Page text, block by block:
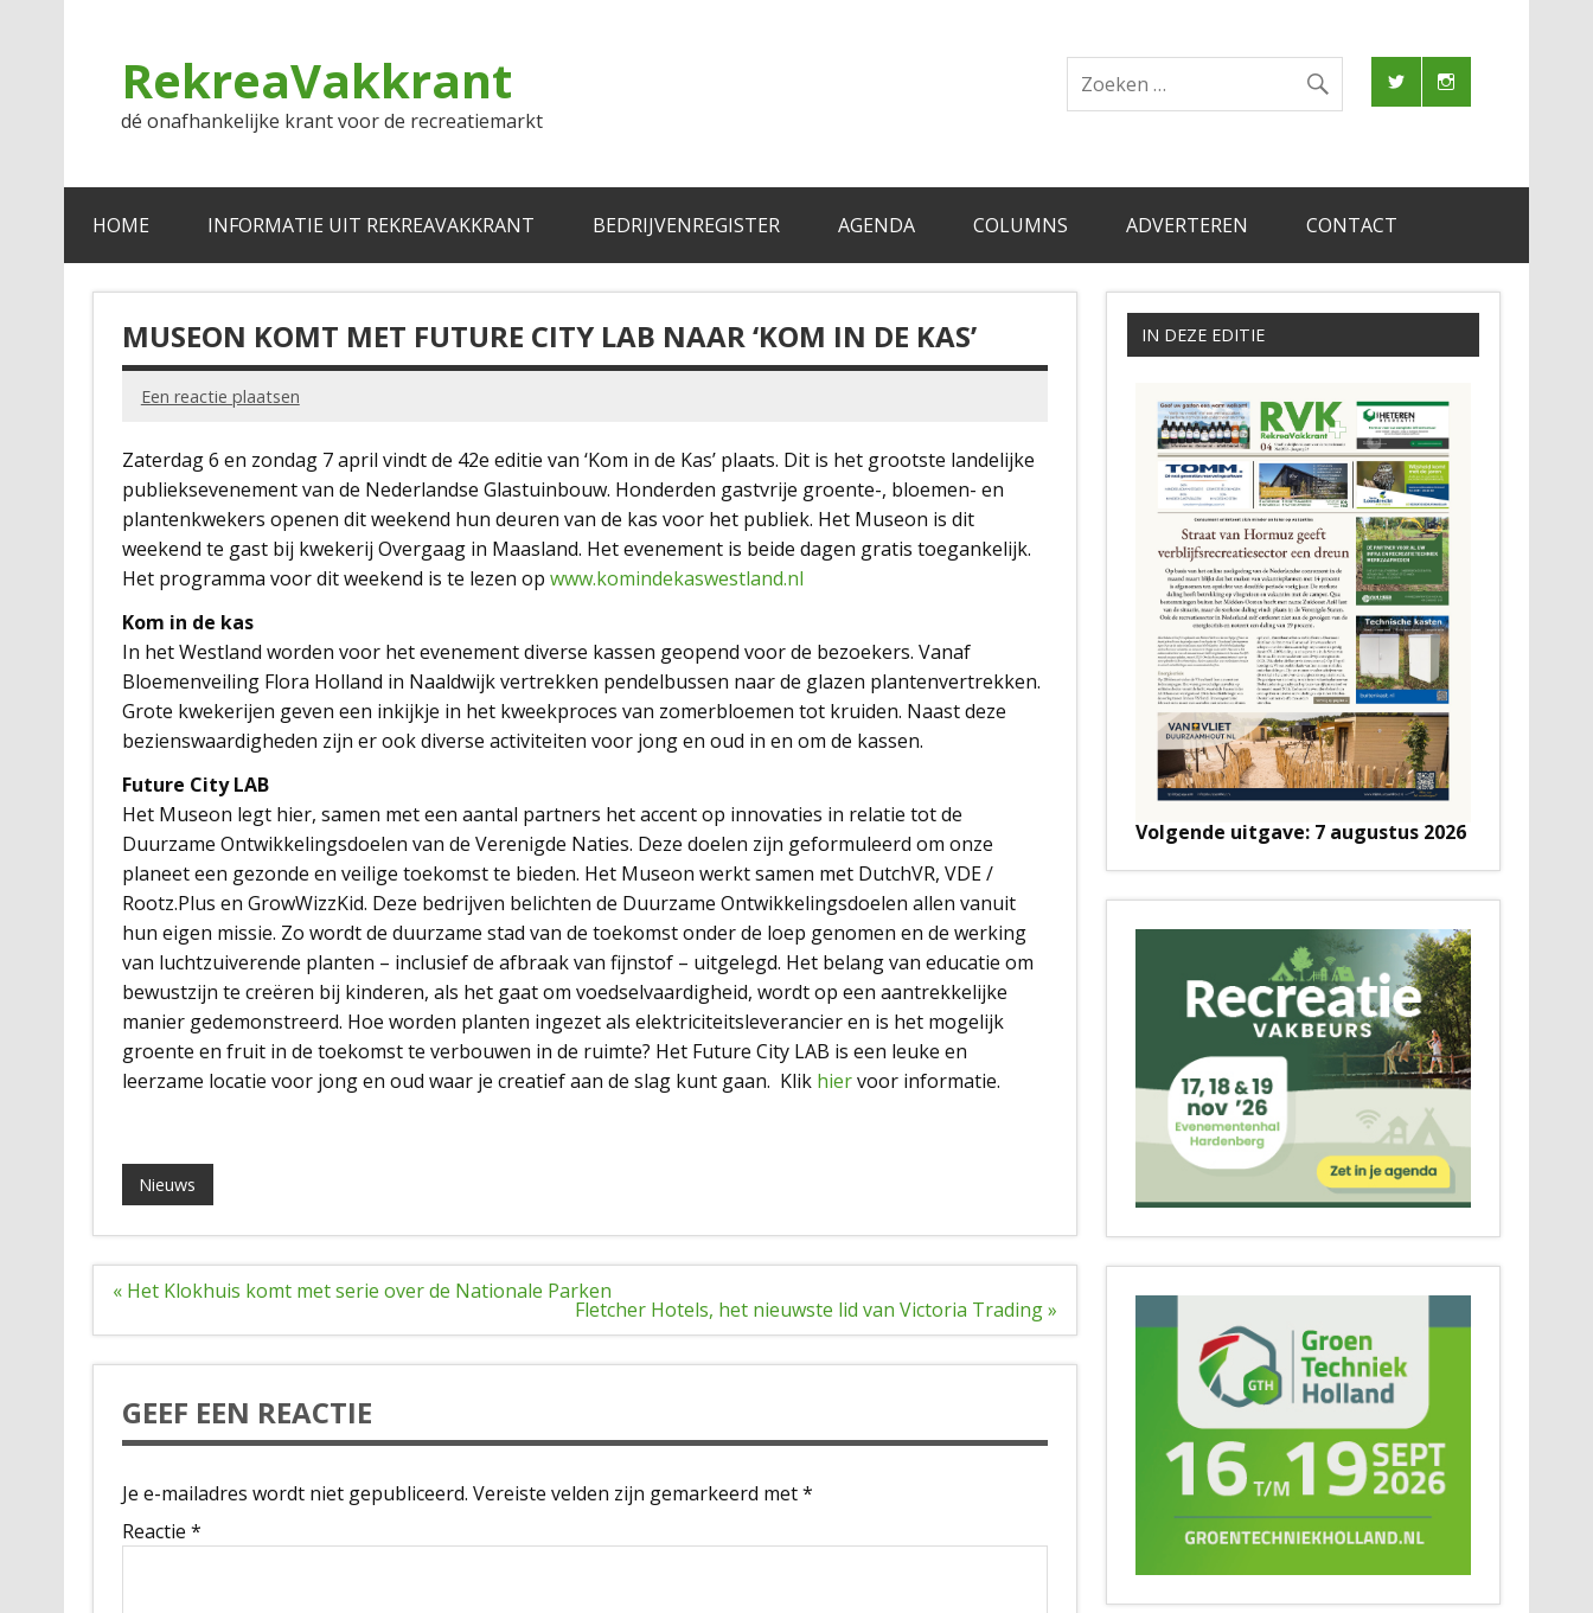
RekreaVakkrant
dé onafhankelijke krant voor de recreatiemarkt
HOME INFORMATIE UIT REKREAVAKKRANT BEDRIJVENREGISTER AGENDA COLUMNS ADVERTEREN CONTACT
MUSEON KOMT MET FUTURE CITY LAB NAAR ‘KOM IN DE KAS’
Een reactie plaatsen
Zaterdag 6 en zondag 7 april vindt de 42e editie van ‘Kom in de Kas’ plaats. Dit is het grootste landelijke
publieksevenement van de Nederlandse Glastuinbouw. Honderden gastvrije groente-, bloemen- en
plantenkwekers openen dit weekend hun deuren van de kas voor het publiek. Het Museon is dit
weekend te gast bij kwekerij Overgaag in Maasland. Het evenement is beide dagen gratis toegankelijk.
Het programma voor dit weekend is te lezen op www.komindekaswestland.nl
Kom in de kas
In het Westland worden voor het evenement diverse kassen geopend voor de bezoekers. Vanaf
Bloemenveiling Flora Holland in Naaldwijk vertrekken pendelbussen naar de glazen plantenvertrekken.
Grote kwekerijen geven een inkijkje in het kweekproces van zomerbloemen tot kruiden. Naast deze
bezienswaardigheden zijn er ook diverse activiteiten voor jong en oud in en om de kassen.
Future City LAB
Het Museon legt hier, samen met een aantal partners het accent op innovaties in relatie tot de
Duurzame Ontwikkelingsdoelen van de Verenigde Naties. Deze doelen zijn geformuleerd om onze
planeet een gezonde en veilige toekomst te bieden. Het Museon werkt samen met DutchVR, VDE /
Rootz.Plus en GrowWizzKid. Deze bedrijven belichten de Duurzame Ontwikkelingsdoelen allen vanuit
hun eigen missie. Zo wordt de duurzame stad van de toekomst onder de loep genomen en de werking
van luchtzuiverende planten – inclusief de afbraak van fijnstof – uitgelegd. Het belang van educatie om
bewustzijn te creëren bij kinderen, als het gaat om voedselvaardigheid, wordt op een aantrekkelijke
manier gedemonstreerd. Hoe worden planten ingezet als elektriciteitsleverancier en is het mogelijk
groente en fruit in de toekomst te verbouwen in de ruimte? Het Future City LAB is een leuke en
leerzame locatie voor jong en oud waar je creatief aan de slag kunt gaan. Klik hiervoor informatie.
Nieuws
Bericht
« Het Klokhuis komt met serie over de Nationale Parken
Fletcher Hotels, het nieuwste lid van Victoria Trading »
GEEF EEN REACTIE
Je e-mailadres wordt niet gepubliceerd. Vereiste velden zijn gemarkeerd met*
Reactie *
IN DEZE EDITIE
Volgende uitgave: 7 augustus 2026